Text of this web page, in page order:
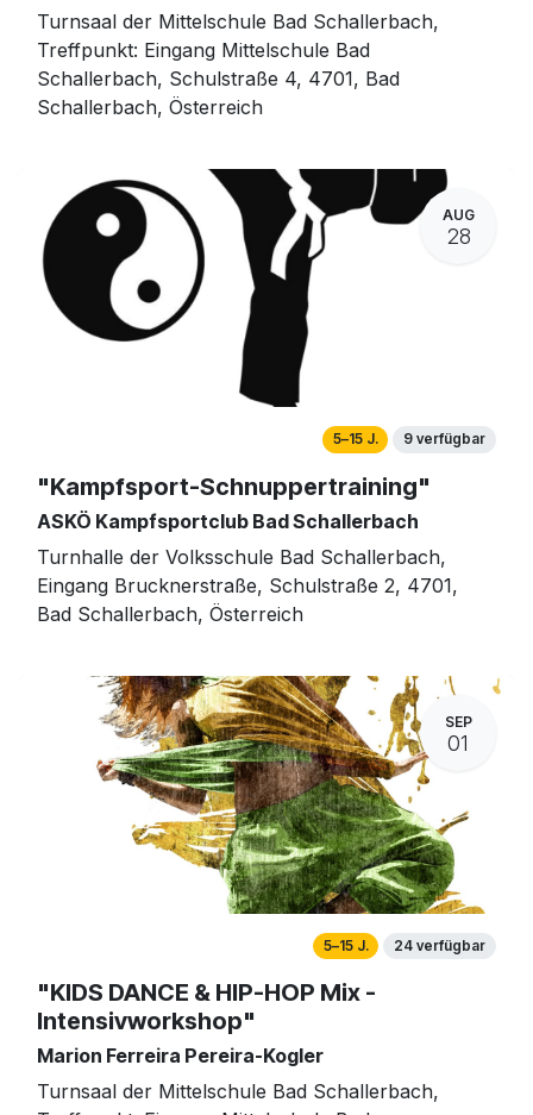
Turnsaal der Mittelschule Bad Schallerbach,
Treffpunkt: Eingang Mittelschule Bad
Schallerbach, Schulstraße 4, 4701, Bad
Schallerbach, Österreich
AUG
28
5–15 J. 9 verfügbar
"Kampfsport-Schnuppertraining"
ASKÖ Kampfsportclub Bad Schallerbach
Turnhalle der Volksschule Bad Schallerbach,
Eingang Brucknerstraße, Schulstraße 2, 4701,
Bad Schallerbach, Österreich
SEP
01
5–15 J. 24 verfügbar
"KIDS DANCE & HIP-HOP Mix -
Intensivworkshop"
Marion Ferreira Pereira-Kogler
Turnsaal der Mittelschule Bad Schallerbach,